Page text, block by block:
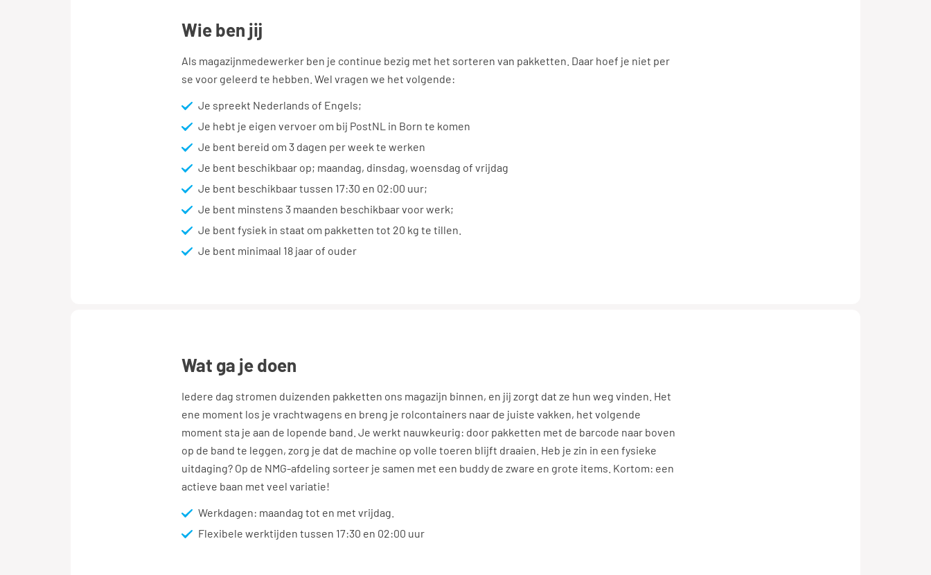
wie ben jij
Als magazijnmedewerker ben je continue bezig met het sorteren van pakketten. Daar hoef je niet per
se voor geleerd te hebben. Wel vragen we het volgende:
Je spreekt Nederlands of Engels;
Je hebt je eigen vervoer om bij PostNL in Born te komen
Je bent bereid om 3 dagen per week te werken
Je bent beschikbaar op; maandag, dinsdag, woensdag of vrijdag
Je bent beschikbaar tussen 17:30 en 02:00 uur;
Je bent minstens 3 maanden beschikbaar voor werk;
Je bent fysiek in staat om pakketten tot 20 kg te tillen.
Je bent minimaal 18 jaar of ouder
wat ga je doen
Iedere dag stromen duizenden pakketten ons magazijn binnen, en jij zorgt dat ze hun weg vinden. Het
ene moment los je vrachtwagens en breng je rolcontainers naar de juiste vakken, het volgende
moment sta je aan de lopende band. Je werkt nauwkeurig: door pakketten met de barcode naar boven
op de band te leggen, zorg je dat de machine op volle toeren blijft draaien. Heb je zin in een fysieke
uitdaging? Op de NMG-afdeling sorteer je samen met een buddy de zware en grote items. Kortom: een
actieve baan met veel variatie!
Werkdagen: maandag tot en met vrijdag.
Flexibele werktijden tussen 17:30 en 02:00 uur